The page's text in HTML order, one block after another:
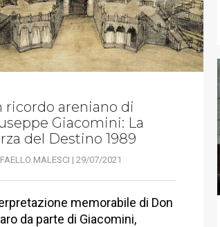
ricordo areniano di
Giacomini: La
del Destino 1989
MALESCI | 29/07/2021
memorabile di Don
da parte di Giacomini,